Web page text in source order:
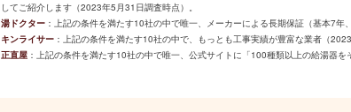
してご紹介します（2023年5月31日調査時点）。
湯ドクター ：上記の条件を満たす10社の中で唯一、メーカーによる長期保証（基本7
キンライサー ：上記の条件を満たす10社の中で、もっとも工事実績が豊富な業者（
正直屋 ：上記の条件を満たす10社の中で唯一、公式サイトに「100種類以上の給湯器